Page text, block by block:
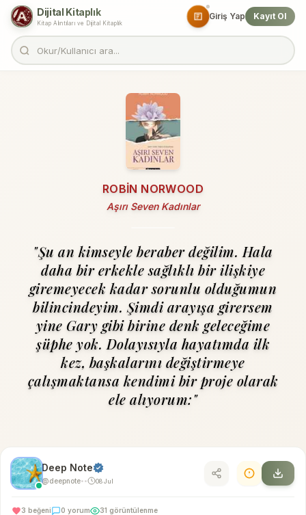
Dijital Kitaplık
Kitap Alıntıları ve Dijital Kitaplık
Giriş Yap Kayıt Ol
ROBIN NORWOOD
Aşırı Seven Kadınlar
"Şu an kimseyle beraber değilim. Hala
daha bir erkekle sağlıklı bir ilişkiye
giremeyecek kadar sorunlu olduğumun
bilincindeyim. Şimdi arayışa girersem
yine Gary gibi birine denk geleceğime
şüp­he yok. Dolayısıyla hayatımda ilk
kez, başkalarını değiştirmeye
çalışmaktansa kendimi bir proje olarak
ele alıyorum:"
Deep Note
@deepnote• • 08 Jul
3 beğeni 0 yorum 31 görüntülenme